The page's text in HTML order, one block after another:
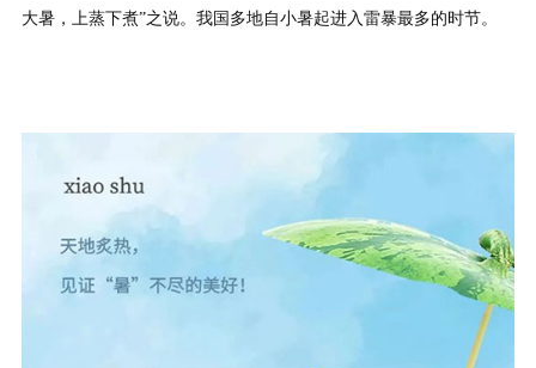
大暑，上蒸下煮”之说。我国多地自小暑起进入雷暴最多的时节。